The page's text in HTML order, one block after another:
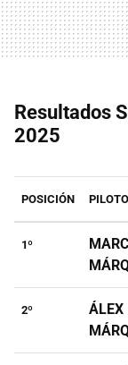
Resultados
2025
POSICIÓN PILOTO
1º
MARC
2º
ÁLEX